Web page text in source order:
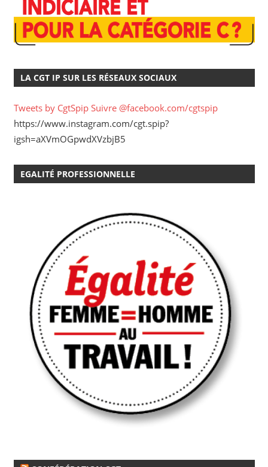
LA CGT IP SUR LES RÉSEAUX SOCIAUX
Tweets by CgtSpip Suivre @facebook.com/cgtspip
https://www.instagram.com/cgt.spip?
igsh=aXVmOGpwdXVzbjB5
EGALITÉ PROFESSIONNELLE